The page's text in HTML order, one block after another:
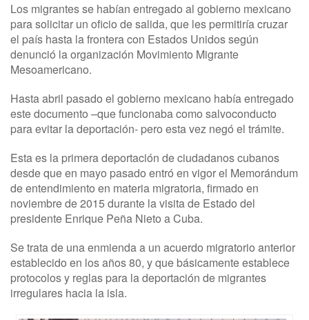
Los migrantes se habían entregado al gobierno mexicano
para solicitar un oficio de salida, que les permitiría cruzar
el país hasta la frontera con Estados Unidos según
denunció la organización Movimiento Migrante
Mesoamericano.
Hasta abril pasado el gobierno mexicano había entregado
este documento –que funcionaba como salvoconducto
para evitar la deportación- pero esta vez negó el trámite.
Esta es la primera deportación de ciudadanos cubanos
desde que en mayo pasado entró en vigor el Memorándum
de entendimiento en materia migratoria, firmado en
noviembre de 2015 durante la visita de Estado del
presidente Enrique Peña Nieto a Cuba.
Se trata de una enmienda a un acuerdo migratorio anterior
establecido en los años 80, y que básicamente establece
protocolos y reglas para la deportación de migrantes
irregulares hacia la isla.